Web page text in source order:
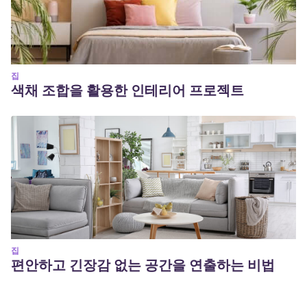
집
색채 조합을 활용한 인테리어 프로젝트
집
편안하고 긴장감 없는 공간을 연출하는 비법